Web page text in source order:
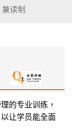
兼读制
的专业训练，
让学员能全面